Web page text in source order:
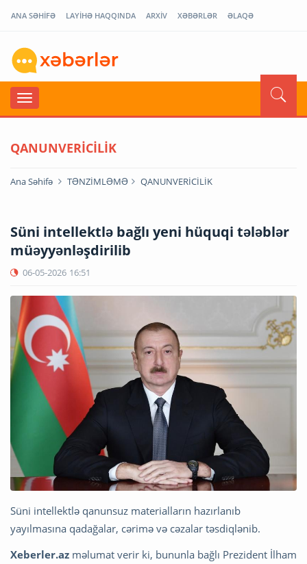
ANA SƏHİFƏ LAYİHƏ HAQQINDA ARXİV XƏBƏRLƏR ƏLAQƏ
QANUNVERİCİLİK
Ana Səhifə TƏNZİMLƏMƏ QANUNVERİCİLİK
Süni intellektlə bağlı yeni hüquqi tələblər
müəyyənləşdirilib
06-05-2026 16:51
Süni intellektlə qanunsuz materialların hazırlanıb
yayılmasına qadağalar, cərimə və cəzalar təsdiqlənib.
Xeberler.az məlumat verir ki, bununla bağlı Prezident İlham